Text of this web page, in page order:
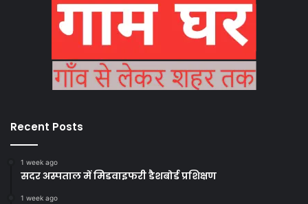
Recent Posts
1 week ago
सदर अस्पताल में मिडवाइफरी डैशबोर्ड प्रशिक्षण
1 week ago